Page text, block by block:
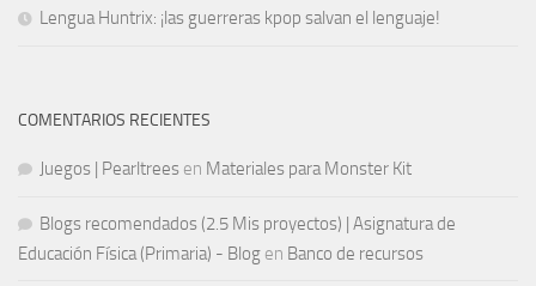
Lengua Huntrix: ¡las guerreras kpop salvan el lenguaje!
COMENTARIOS RECIENTES
Juegos | Pearltrees en Materiales para Monster Kit
Blogs recomendados (2.5 Mis proyectos) | Asignatura de
Educación Física (Primaria) - Blog en Banco de recursos